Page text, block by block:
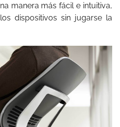
manera más fácil e intuitiva,
dispositivos sin jugarse la